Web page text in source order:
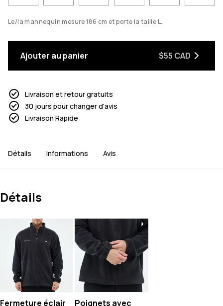
Le/la mannequin mesure 186 cm et porte la taille L.
Ajouter au panier $55 CAD
Livraison et retour gratuits
30 jours pour changer d'avis
Livraison Rapide
Détails Informations Avis
Détails
Fermeture éclair
Poignets avec